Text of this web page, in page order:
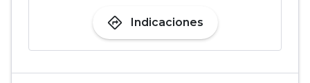
directions Indicaciones